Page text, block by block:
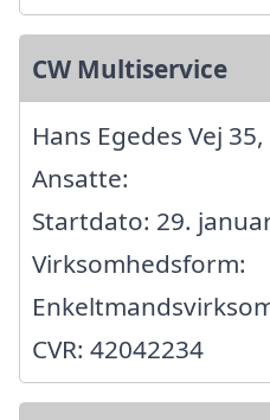
CW Multiservice
Hans Egedes Vej
Ansatte:
Startdato: 29.
Virksomhedsform:
CVR: 42042234